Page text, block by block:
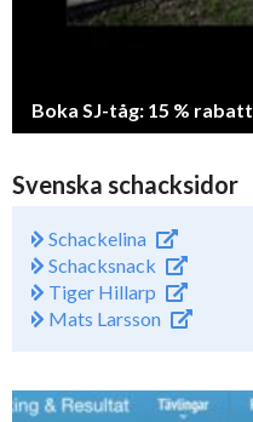
Boka SJ-tåg: 15 % rabatt
Svenska schacksidor
Schackelina
Schacksnack
Tiger Hillarp
Mats Larsson